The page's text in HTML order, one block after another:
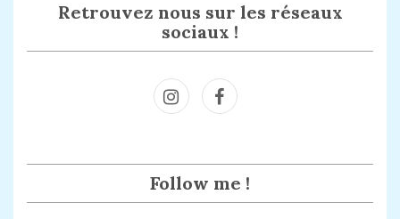
Retrouvez nous sur les réseaux
sociaux !
m
Follow me !